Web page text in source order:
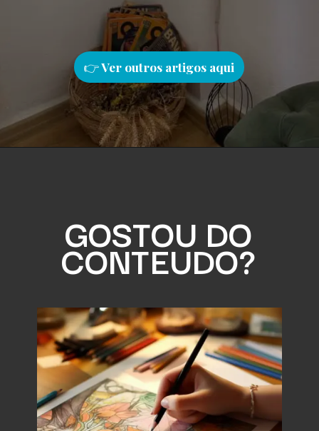
👉Ver outros artigos aqui
GOSTOU DO
CONTEUDO?